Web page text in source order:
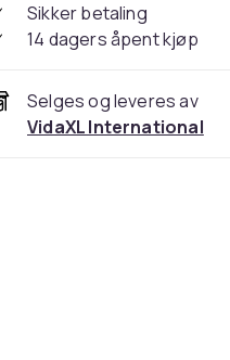
Sikker betaling
14 dagers åpent kjøp
Selges og leveres av
VidaXL International